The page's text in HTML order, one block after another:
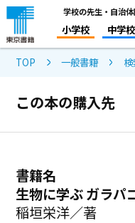
学校の先生・自治
小学校 中学校
TOP 一般書籍
この本の購入先
書籍名
生物に学ぶ ガラパ
稲垣栄洋／著